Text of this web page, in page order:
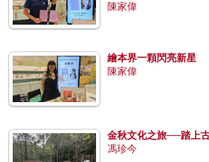
陳家偉
繪本界一顆閃亮新星
陳家偉
金秋文化之旅──踏上
馮珍今